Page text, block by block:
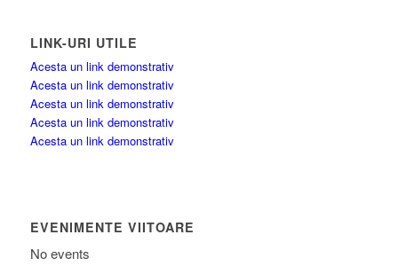
LINK-URI UTILE
Acesta un link demonstrativ
Acesta un link demonstrativ
Acesta un link demonstrativ
Acesta un link demonstrativ
Acesta un link demonstrativ
EVENIMENTE VIITOARE
No events